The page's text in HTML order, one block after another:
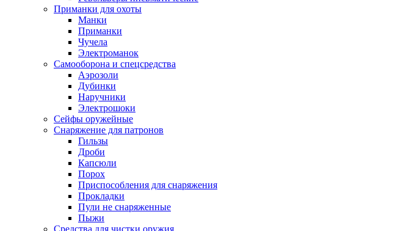
Приманки для охоты
Манки
Приманки
Чучела
Электроманок
Самооборона и спецсредства
Аэрозоли
Дубинки
Наручники
Электрошоки
Сейфы оружейные
Снаряжение для патронов
Гильзы
Дроби
Капсюли
Порох
Приспособления для снаряжения
Прокладки
Пули не снаряженные
Пыжи
Средства для чистки оружия